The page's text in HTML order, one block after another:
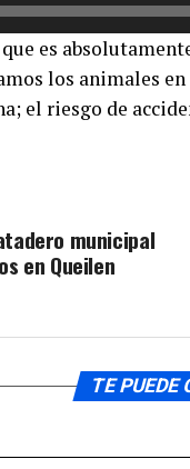
es
los animales
el riesgo de
municipal
en Queilen
TE PUEDE